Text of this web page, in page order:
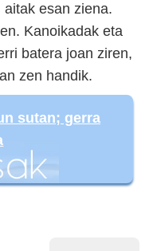
esan ziena.
Kanoikadak eta
batera joan ziren,
zen handik.
sutan; gerra